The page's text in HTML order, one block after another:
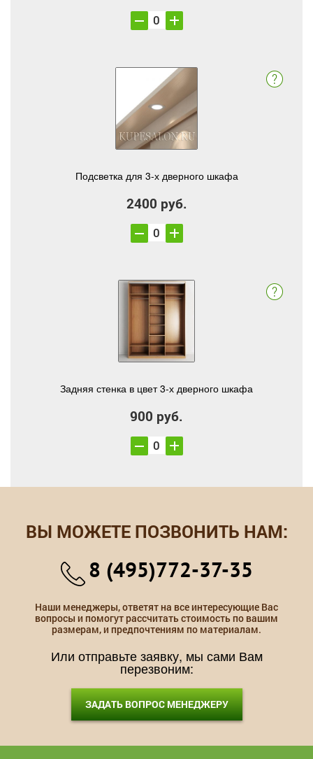
Подсветка для 3-х дверного шкафа
2400 руб.
Задняя стенка в цвет 3-х дверного шкафа
900 руб.
ВЫ МОЖЕТЕ ПОЗВОНИТЬ НАМ:
8 (495)772-37-35
Наши менеджеры, ответят на все интересующие Вас
вопросы и помогут рассчитать стоимость по вашим
размерам, и предпочтениям по материалам.
Или отправьте заявку, мы сами Вам
перезвоним:
ЗАДАТЬ ВОПРОС МЕНЕДЖЕРУ